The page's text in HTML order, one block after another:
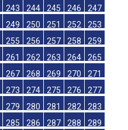
243 244 245 246
247
249 250 251 252
253
255 256 257 258
259
261 262 263 264
265
267 268 269 270
271
273 274 275 276
277
279 280 281 282
283
285 286 287 288
289